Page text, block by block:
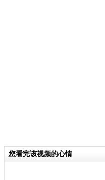
您看完该视频的心情